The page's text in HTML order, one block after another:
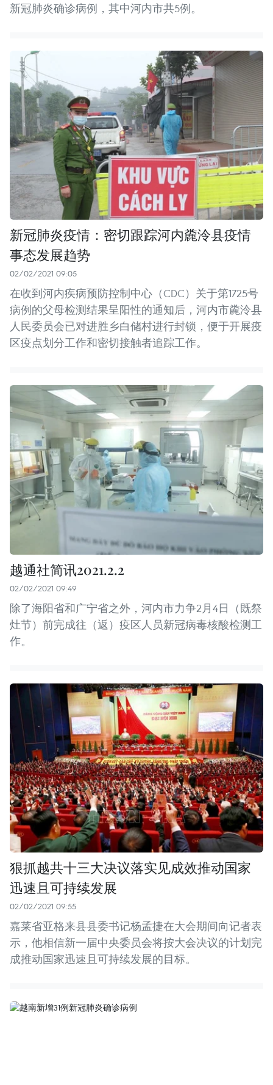
新冠肺炎确诊病例，其中河内市共5例。
新冠肺炎疫情：密切跟踪河内麊泠县疫情
事态发展趋势
02/02/2021 09:05
在收到河内疾病预防控制中心（CDC）关于第1725号
病例的父母检测结果呈阳性的通知后，河内市麊泠县
人民委员会已对进胜乡白储村进行封锁，便于开展疫
区疫点划分工作和密切接触者追踪工作。
越通社简讯2021.2.2
02/02/2021 09:49
除了海阳省和广宁省之外，河内市力争2月4日（既祭
灶节）前完成往（返）疫区人员新冠病毒核酸检测工
作。
狠抓越共十三大决议落实见成效推动国家
迅速且可持续发展
02/02/2021 09:55
嘉莱省亚格来县县委书记杨孟捷在大会期间向记者表
示，他相信新一届中央委员会将按大会决议的计划完
成推动国家迅速且可持续发展的目标。